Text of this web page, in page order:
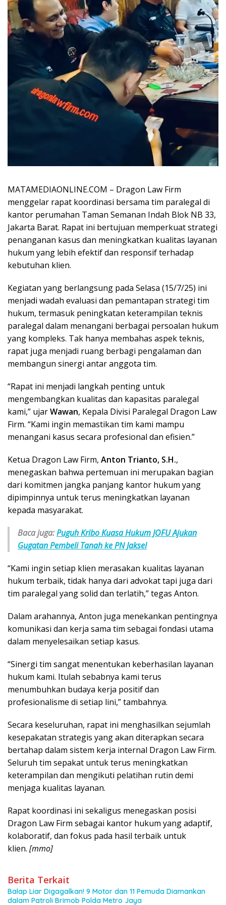
MATAMEDIAONLINE.COM – Dragon Law Firm
menggelar rapat koordinasi bersama tim paralegal di
kantor perumahan Taman Semanan Indah Blok NB 33,
Jakarta Barat. Rapat ini bertujuan memperkuat strategi
penanganan kasus dan meningkatkan kualitas layanan
hukum yang lebih efektif dan responsif terhadap
kebutuhan klien.
Kegiatan yang berlangsung pada Selasa (15/7/25) ini
menjadi wadah evaluasi dan pemantapan strategi tim
hukum, termasuk peningkatan keterampilan teknis
paralegal dalam menangani berbagai persoalan hukum
yang kompleks. Tak hanya membahas aspek teknis,
rapat juga menjadi ruang berbagi pengalaman dan
membangun sinergi antar anggota tim.
“Rapat ini menjadi langkah penting untuk
mengembangkan kualitas dan kapasitas paralegal
kami,” ujarWawan, Kepala Divisi Paralegal Dragon Law
Firm. “Kami ingin memastikan tim kami mampu
menangani kasus secara profesional dan efisien.”
Ketua Dragon Law Firm, Anton Trianto, S.H.,
menegaskan bahwa pertemuan ini merupakan bagian
dari komitmen jangka panjang kantor hukum yang
dipimpinnya untuk terus meningkatkan layanan
kepada masyarakat.
Baca juga:Puguh Kribo Kuasa Hukum JOFU Ajukan
Gugatan Pembeli Tanah ke PN Jaksel
“Kami ingin setiap klien merasakan kualitas layanan
hukum terbaik, tidak hanya dari advokat tapi juga dari
tim paralegal yang solid dan terlatih,” tegas Anton.
Dalam arahannya, Anton juga menekankan pentingnya
komunikasi dan kerja sama tim sebagai fondasi utama
dalam menyelesaikan setiap kasus.
“Sinergi tim sangat menentukan keberhasilan layanan
hukum kami. Itulah sebabnya kami terus
menumbuhkan budaya kerja positif dan
profesionalisme di setiap lini,” tambahnya.
Secara keseluruhan, rapat ini menghasilkan sejumlah
kesepakatan strategis yang akan diterapkan secara
bertahap dalam sistem kerja internal Dragon Law Firm.
Seluruh tim sepakat untuk terus meningkatkan
keterampilan dan mengikuti pelatihan rutin demi
menjaga kualitas layanan.
Rapat koordinasi ini sekaligus menegaskan posisi
Dragon Law Firm sebagai kantor hukum yang adaptif,
kolaboratif, dan fokus pada hasil terbaik untuk
klien. [mmo]
Berita Terkait
Balap Liar Digagalkan! 9 Motor dan 11 Pemuda Diamankan
dalam Patroli Brimob Polda Metro Jaya